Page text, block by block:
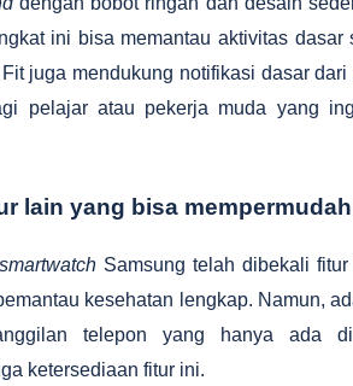
ini bisa memantau aktivitas dasar
juga mendukung notifikasi dasar dari
pelajar atau pekerja muda yang
lain yang bisa
smartwatchSamsung telah dibekali
kesehatan lengkap. Namun,
telepon yang hanya ada
ketersediaan fitur ini.